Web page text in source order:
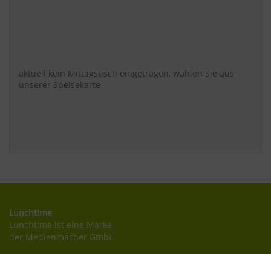
aktuell kein Mittagstisch eingetragen, wählen Sie aus
unserer Speisekarte
Lunchtime
Lunchtime ist eine Marke
der Medienmacher GmbH